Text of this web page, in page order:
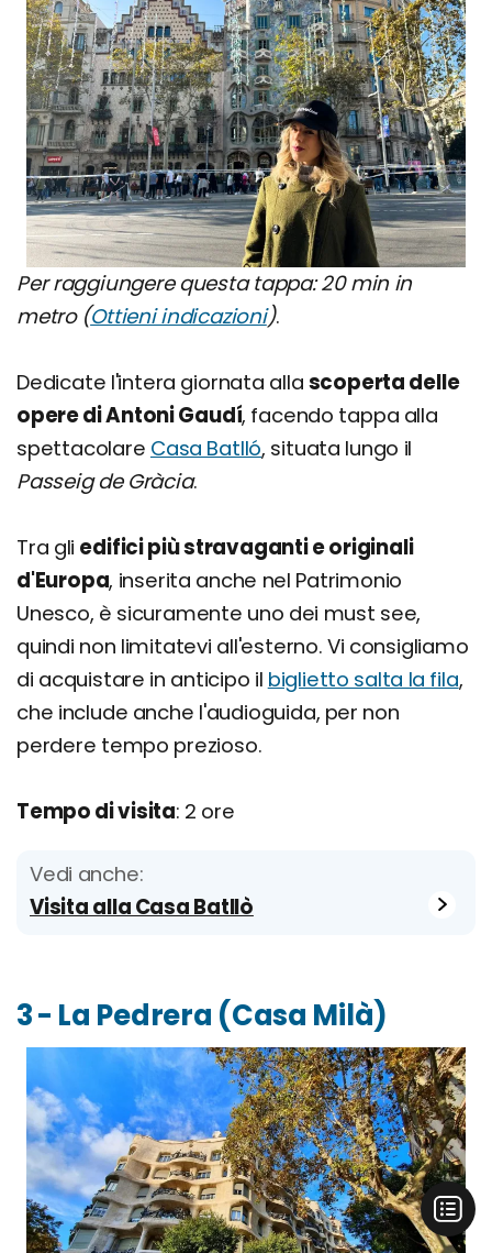
Per raggiungere questa tappa: 20 min in
metro (Ottieni indicazioni).
Dedicate l'intera giornata alla scoperta delle
opere di Antoni Gaudí, facendo tappa alla
spettacolare Casa Batlló, situata lungo il
Passeig de Gràcia.
Tra gli edifici più stravaganti e originali
d'Europa, inserita anche nel Patrimonio
Unesco, è sicuramente uno dei must see,
quindi non limitatevi all'esterno. Vi consigliamo
di acquistare in anticipo il biglietto salta la fila,
che include anche l'audioguida, per non
perdere tempo prezioso.
Tempo di visita: 2 ore
Vedi anche:
Visita alla Casa Batllò
3 - La Pedrera (Casa Milà)